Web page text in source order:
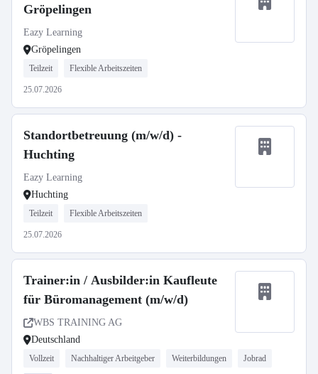
Gröpelingen
Eazy Learning
Gröpelingen
Teilzeit Flexible Arbeitszeiten
25.07.2026
Standortbetreuung (m/w/d) -
Huchting
Eazy Learning
Huchting
Teilzeit Flexible Arbeitszeiten
25.07.2026
Trainer:in / Ausbilder:in Kaufleute
für Büromanagement (m/w/d)
WBS TRAINING AG
Deutschland
Vollzeit Nachhaltiger Arbeitgeber Weiterbildungen Jobrad